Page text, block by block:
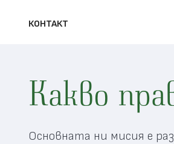
КОНТАКТ
Какво
Основната ни мисия е